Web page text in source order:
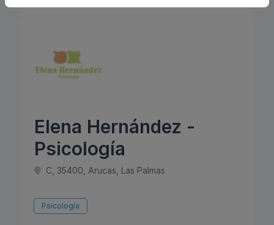
Elena Hernández -
Psicología
C, 35400, Arucas, Las Palmas
Psicología